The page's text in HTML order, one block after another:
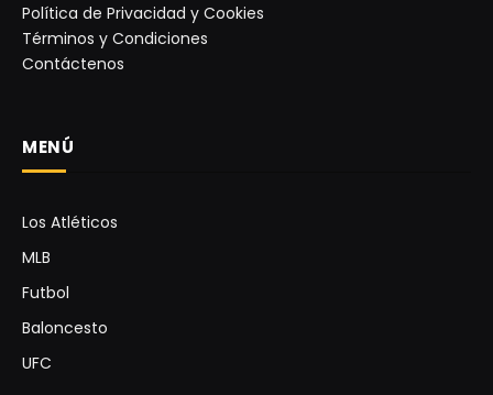
Política de Privacidad y Cookies
Términos y Condiciones
Contáctenos
MENÚ
Los Atléticos
MLB
Futbol
Baloncesto
UFC